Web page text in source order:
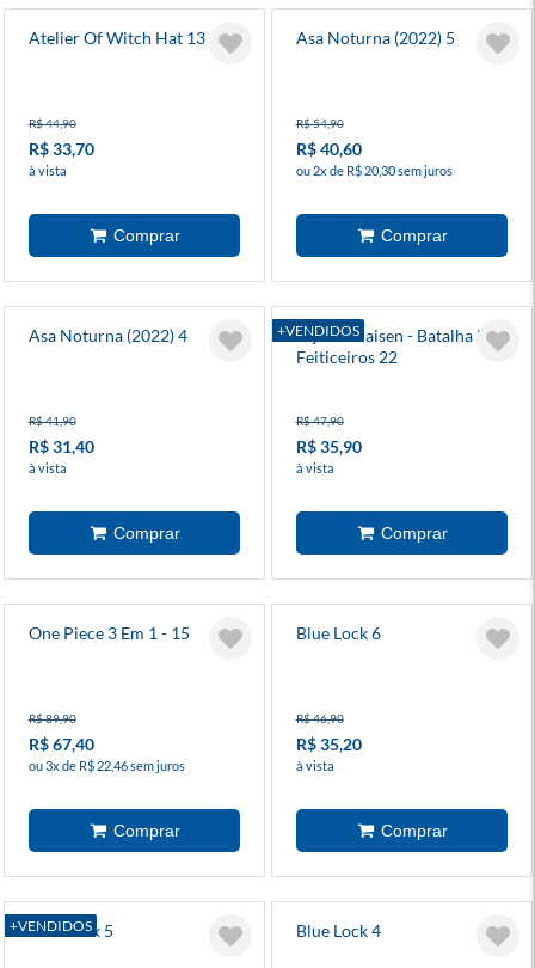
Atelier Of Witch Hat 13
R$ 44,90
R$ 33,70
à vista
Asa Noturna (2022) 5
R$ 54,90
R$ 40,60
ou 2x de R$ 20,30 sem juros
Asa Noturna (2022) 4
R$ 41,90
R$ 31,40
à vista
+VENDIDOS
Jujutsu Kaisen - Batalha De
Feiticeiros 22
R$ 47,90
R$ 35,90
à vista
One Piece 3 Em 1 - 15
R$ 89,90
R$ 67,40
ou 3x de R$ 22,46 sem juros
Blue Lock 6
R$ 46,90
R$ 35,20
à vista
+VENDIDOS
Blue Lock 5 Blue Lock 4